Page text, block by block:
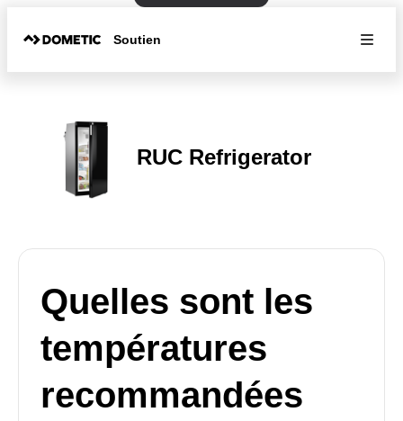
Soutien
RUC Refrigerator
Quelles sont les
températures
recommandées